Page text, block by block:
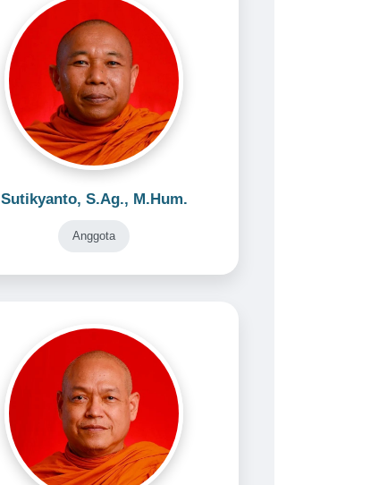
Sutikyanto, S.Ag., M.Hum.
Anggota